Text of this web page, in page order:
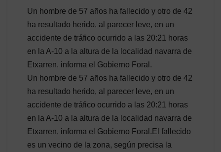
Un hombre de 57 años ha fallecido y otro de 42
ha resultado herido, al parecer leve, en un
accidente de tráfico ocurrido a las 20:21 horas
en la A-10 a la altura de la localidad navarra de
Etxarren, informa el Gobierno Foral.
Un hombre de 57 años ha fallecido y otro de 42
ha resultado herido, al parecer leve, en un
accidente de tráfico ocurrido a las 20:21 horas
en la A-10 a la altura de la localidad navarra de
Etxarren, informa el Gobierno Foral.El fallecido
es un vecino de la zona, según precisa la